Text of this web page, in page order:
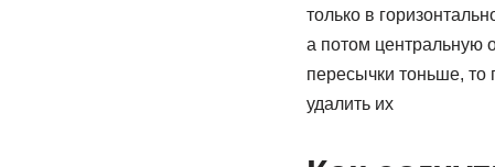
только в
а потом центральную
пересычки тоньше,
удалить их